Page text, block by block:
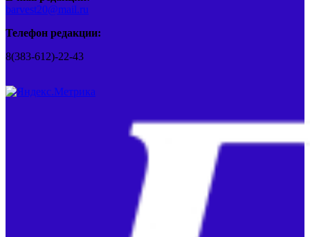
barvest20@mail.ru
Телефон редакции:
8(383-612)-22-43